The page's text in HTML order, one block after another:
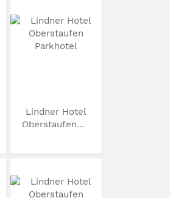
Lindner Hotel
Oberstaufen...